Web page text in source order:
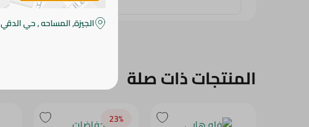
المنتجات ذات صلة
23‎%‎
الجيزة, المساحه , حي الدقي